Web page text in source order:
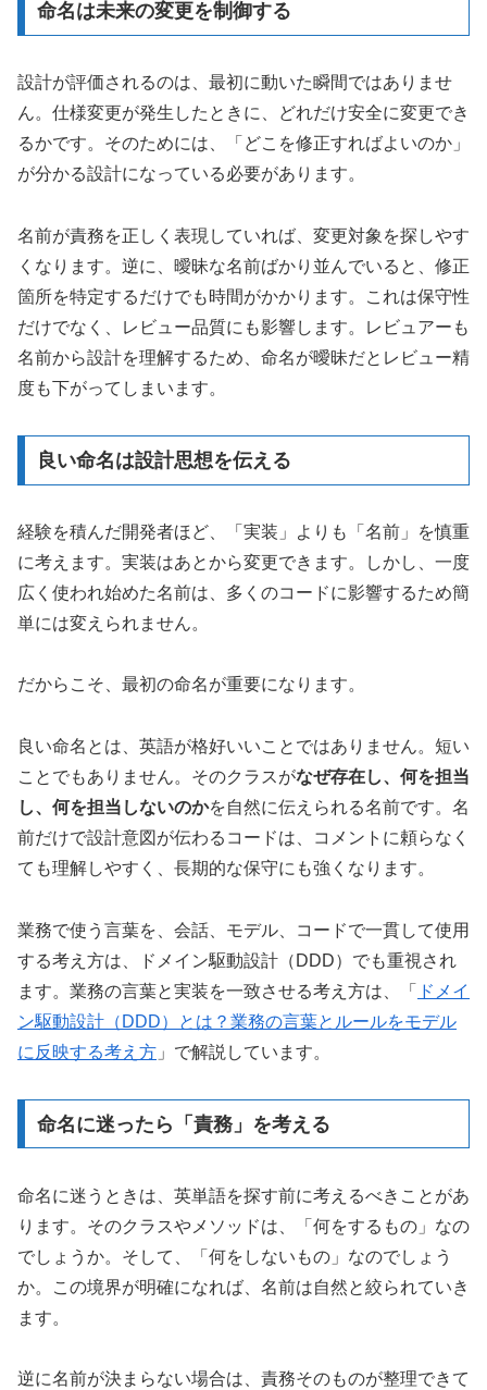
命名は未来の変更を制御する
設計が評価されるのは、最初に動いた瞬間ではありませ
ん。仕様変更が発生したときに、どれだけ安全に変更でき
るかです。そのためには、「どこを修正すればよいのか」
が分かる設計になっている必要があります。
名前が責務を正しく表現していれば、変更対象を探しやす
くなります。逆に、曖昧な名前ばかり並んでいると、修正
箇所を特定するだけでも時間がかかります。これは保守性
だけでなく、レビュー品質にも影響します。レビュアーも
名前から設計を理解するため、命名が曖昧だとレビュー精
度も下がってしまいます。
良い命名は設計思想を伝える
経験を積んだ開発者ほど、「実装」よりも「名前」を慎重
に考えます。実装はあとから変更できます。しかし、一度
広く使われ始めた名前は、多くのコードに影響するため簡
単には変えられません。
だからこそ、最初の命名が重要になります。
良い命名とは、英語が格好いいことではありません。短い
ことでもありません。そのクラスがなぜ存在し、何を担当
し、何を担当しないのかを自然に伝えられる名前です。名
前だけで設計意図が伝わるコードは、コメントに頼らなく
ても理解しやすく、長期的な保守にも強くなります。
業務で使う言葉を、会話、モデル、コードで一貫して使用
する考え方は、ドメイン駆動設計（DDD）でも重視され
ます。業務の言葉と実装を一致させる考え方は、「
ドメイ
ン駆動設計（DDD）とは？業務の言葉とルールをモデル
に反映する考え方 」で解説しています。
命名に迷ったら「責務」を考える
命名に迷うときは、英単語を探す前に考えるべきことがあ
ります。そのクラスやメソッドは、「何をするもの」なの
でしょうか。そして、「何をしないもの」なのでしょう
か。この境界が明確になれば、名前は自然と絞られていき
ます。
逆に名前が決まらない場合は、責務そのものが整理できて